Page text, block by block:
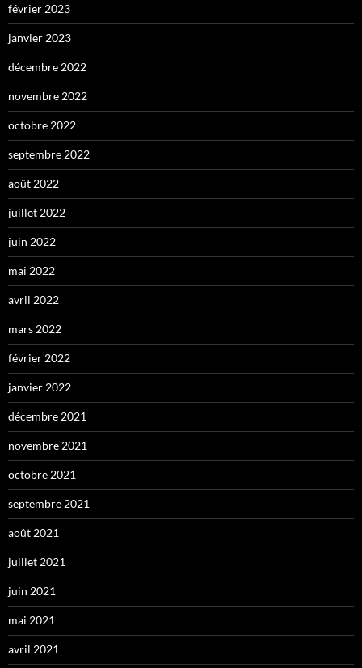
février 2023
janvier 2023
décembre 2022
novembre 2022
octobre 2022
septembre 2022
août 2022
juillet 2022
juin 2022
mai 2022
avril 2022
mars 2022
février 2022
janvier 2022
décembre 2021
novembre 2021
octobre 2021
septembre 2021
août 2021
juillet 2021
juin 2021
mai 2021
avril 2021